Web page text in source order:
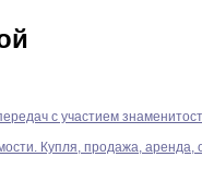
с участием
Купля, продажа, аренда,